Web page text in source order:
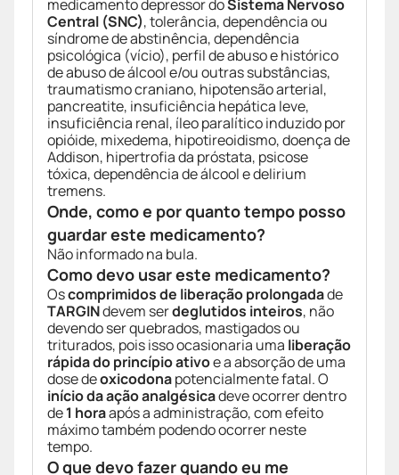
medicamento depressor doSistema Nervoso
Central (SNC), tolerância, dependência ou
síndrome de abstinência, dependência
psicológica (vício), perfil de abuso e histórico
de abuso de álcool e/ou outras substâncias,
traumatismo craniano, hipotensão arterial,
pancreatite, insuficiência hepática leve,
insuficiência renal, íleo paralítico induzido por
opióide, mixedema, hipotireoidismo, doença de
Addison, hipertrofia da próstata, psicose
tóxica, dependência de álcool e delirium
tremens.
Onde, como e por quanto tempo posso
guardar este medicamento?
Não informado na bula.
Como devo usar este medicamento?
Oscomprimidos de liberação prolongadade
TARGINdevem serdeglutidos inteiros, não
devendo ser quebrados, mastigados ou
triturados, pois isso ocasionaria uma liberação
rápida do princípio ativoe a absorção de uma
dose deoxicodonapotencialmente fatal. O
início da ação analgésicadeve ocorrer dentro
de1 horaapós a administração, com efeito
máximo também podendo ocorrer neste
tempo.
O que devo fazer quando eu me